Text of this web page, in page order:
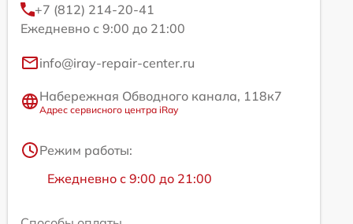
+7 (812) 214-20-41
Ежедневно с 9:00 до 21:00
info@iray-repair-center.ru
Набережная Обводного канала, 118к7
Адрес сервисного центра iRay
Режим работы:
Ежедневно с 9:00 до 21:00